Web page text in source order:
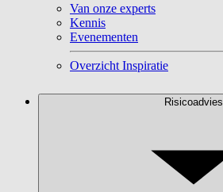
Van onze experts
Kennis
Evenementen
Overzicht Inspiratie
Risicoadvies